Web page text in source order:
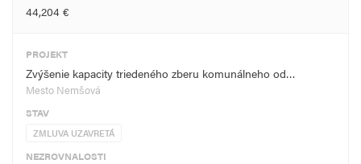
44,204 €
PROJEKT
Zvýšenie kapacity triedeného zberu komunálneho od…
Mesto Nemšová
STAV
ZMLUVA UZAVRETÁ
NEZROVNALOSTI